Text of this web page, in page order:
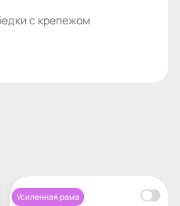
с крепежом
Усиленная рама